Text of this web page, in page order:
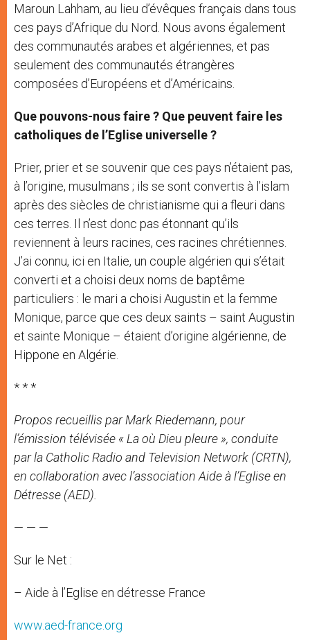
Maroun Lahham, au lieu d’évêques français dans tous
ces pays d’Afrique du Nord. Nous avons également
des communautés arabes et algériennes, et pas
seulement des communautés étrangères
composées d’Européens et d’Américains.
Que pouvons-nous faire? Que peuvent faire les
catholiques de l’Eglise universelle ?
Prier, prier et se souvenir que ces pays n’étaient pas,
à l’origine, musulmans ; ils se sont convertis à l’islam
après des siècles de christianisme qui a fleuri dans
ces terres. Il n’est donc pas étonnant qu’ils
reviennent à leurs racines, ces racines chrétiennes.
J’ai connu, ici en Italie, un couple algérien qui s’était
converti et a choisi deux noms de baptême
particuliers : le mari a choisi Augustin et la femme
Monique, parce que ces deux saints – saint Augustin
et sainte Monique – étaient d’origine algérienne, de
Hippone en Algérie.
* * *
Propos recueillis par Mark Riedemann, pour
l’émission télévisée « La où Dieu pleure », conduite
par la Catholic Radio and Television Network (CRTN),
en collaboration avec l’association Aide à l’Eglise en
Détresse (AED).
— — —
Sur le Net :
– Aide à l’Eglise en détresse France
www.aed-france.org